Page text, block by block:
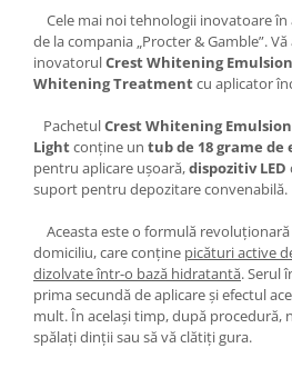
Cele mai noi tehnologii inovatoare
de la compania „Procter & Gamble”.
inovatorulCrest Whitening
Whitening Treatmentcu aplicator
PachetulCrest Whitening
Lightconține un tub de 18 grame de
pentru aplicare ușoară,dispozitiv LED
suport pentru depozitare convenabilă.
Aceasta este o formulă
domiciliu, care conține picături active
dizolvate într-o bază hidratantă. Serul
prima secundă de aplicare și efectul
mult. În același timp, după procedură,
spălați dinții sau să vă clătiți gura.